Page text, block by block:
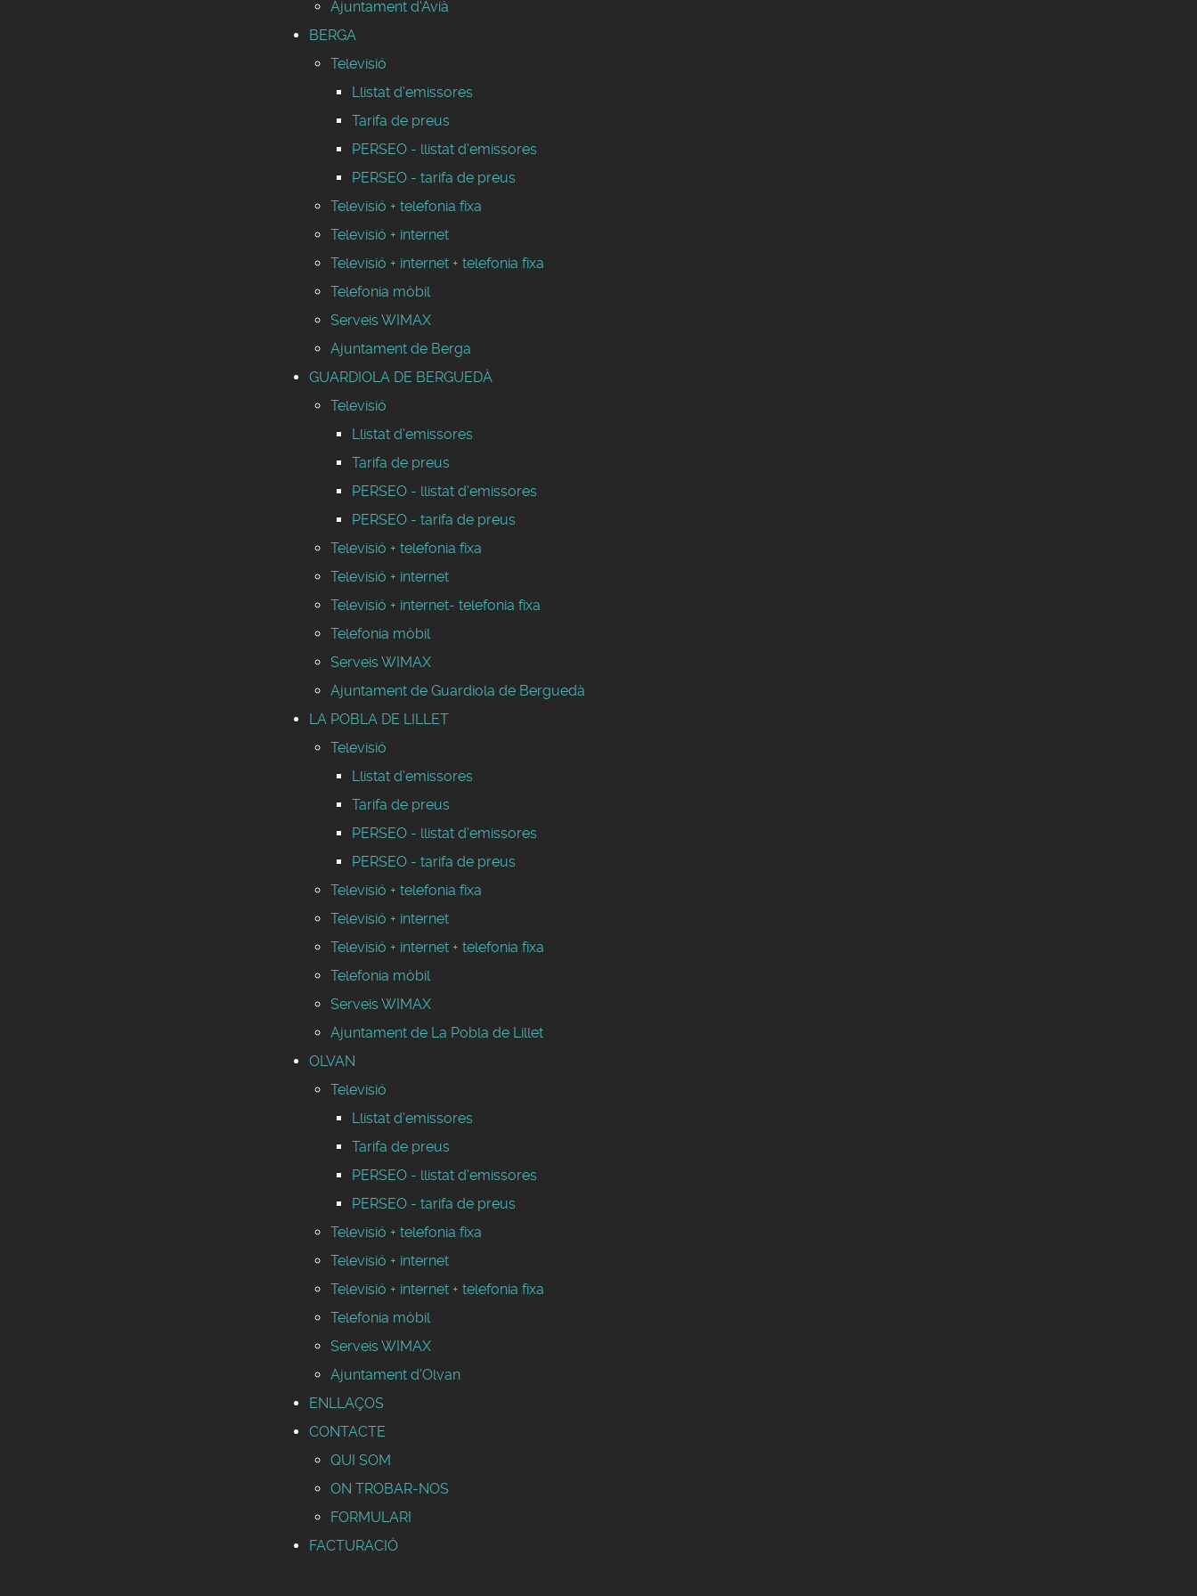
Ajuntament d'Avià
BERGA
Televisió
Llistat d'emissores
Tarifa de preus
PERSEO - llistat d'emissores
PERSEO - tarifa de preus
Televisió + telefonia fixa
Televisió + internet
Televisió + internet + telefonia fixa
Telefonia mòbil
Serveis WIMAX
Ajuntament de Berga
GUARDIOLA DE BERGUEDÀ
Televisió
Llistat d'emissores
Tarifa de preus
PERSEO - llistat d'emissores
PERSEO - tarifa de preus
Televisió + telefonia fixa
Televisió + internet
Televisió + internet- telefonia fixa
Telefonia mòbil
Serveis WIMAX
Ajuntament de Guardiola de Berguedà
LA POBLA DE LILLET
Televisió
Llistat d'emissores
Tarifa de preus
PERSEO - llistat d'emissores
PERSEO - tarifa de preus
Televisió + telefonia fixa
Televisió + internet
Televisió + internet + telefonia fixa
Telefonia mòbil
Serveis WIMAX
Ajuntament de La Pobla de Lillet
OLVAN
Televisió
Llistat d'emissores
Tarifa de preus
PERSEO - llistat d'emissores
PERSEO - tarifa de preus
Televisió + telefonia fixa
Televisió + internet
Televisió + internet + telefonia fixa
Telefonia mòbil
Serveis WIMAX
Ajuntament d'Olvan
ENLLAÇOS
CONTACTE
QUI SOM
ON TROBAR-NOS
FORMULARI
FACTURACIÓ